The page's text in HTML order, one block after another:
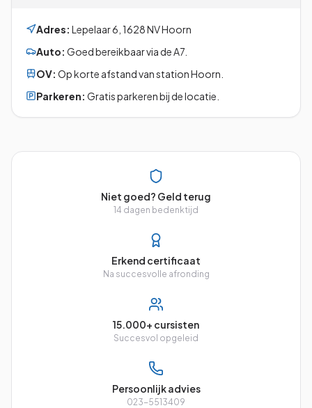
Adres: Lepelaar 6 1628 NVHoorn
Auto: Goed bereikbaar via de A7.
OV: Op korte afstand van station Hoorn.
Parkeren: Gratis parkeren bij de locatie.
Niet goed? Geld terug
14 dagen bedenktijd
Erkend certificaat
Na succesvolle afronding
15.000+ cursisten
Succesvol opgeleid
Persoonlijk advies
023-5513409